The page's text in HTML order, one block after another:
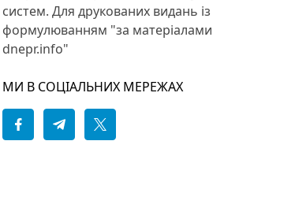
систем. Для друкованих видань із
формулюванням "за матеріалами
dnepr.info"
МИ В СОЦІАЛЬНИХ МЕРЕЖАХ